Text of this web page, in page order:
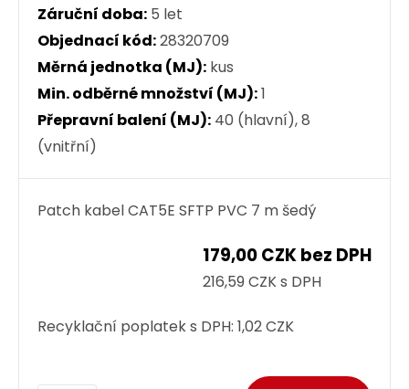
Záruční doba: 5 let
Objednací kód:28320709
Měrná jednotka (MJ): kus
Min. odběrné množství (MJ):1
Přepravní balení (MJ): 40 (hlavní), 8
(vnitřní)
Patch kabel CAT5E SFTP PVC 7 m šedý
179,00 CZK bez DPH
216,59 CZK s DPH
Recyklační poplatek s DPH: 1,02 CZK